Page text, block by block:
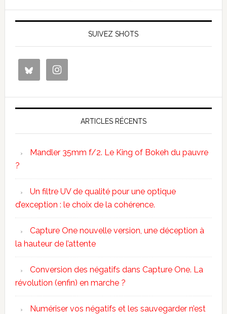
SUIVEZ SHOTS
ARTICLES RÉCENTS
Mandler 35mm f/2. Le King of Bokeh du pauvre
?
Un filtre UV de qualité pour une optique
d’exception : le choix de la cohérence.
Capture One nouvelle version, une déception à
la hauteur de l’attente
Conversion des négatifs dans Capture One. La
révolution (enfin) en marche ?
Numériser vos négatifs et les sauvegarder n’est